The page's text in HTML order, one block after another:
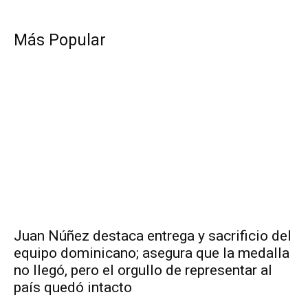
Más Popular
Juan Núñez destaca entrega y sacrificio del
equipo dominicano; asegura que la medalla
no llegó, pero el orgullo de representar al
país quedó intacto